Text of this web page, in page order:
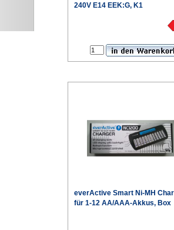
240V E14 EEK:G, K1
€
everActive Smart Ni-MH
für 1-12 AA/AAA-Akkus, Box